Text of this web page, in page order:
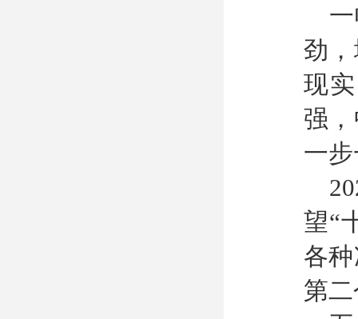
劲
现
强
一
望“
各
第